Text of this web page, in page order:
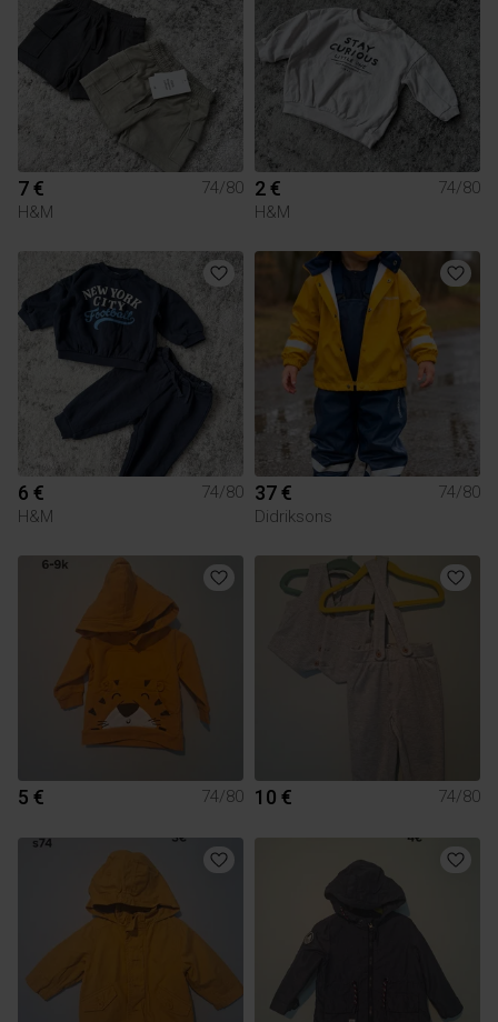
7 €
74/80
H&M
2 €
74/80
H&M
6 €
74/80
H&M
37 €
74/80
Didriksons
5 € 74/80 10 € 74/80